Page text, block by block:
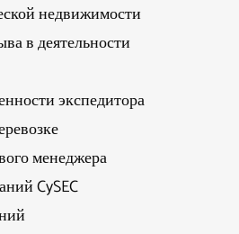
недвижимости
в деятельности
экспедитора
менеджера
CySEC